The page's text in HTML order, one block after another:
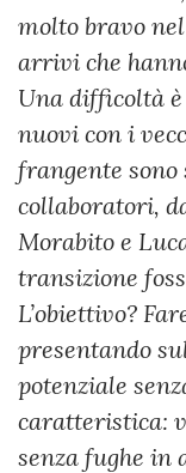
molto bravo
arrivi che
Una difficoltà
nuovi con i
frangente
collaboratori,
Morabito e
transizione
L’obiettivo?
presentando
potenziale
caratteristica:
senza fughe in